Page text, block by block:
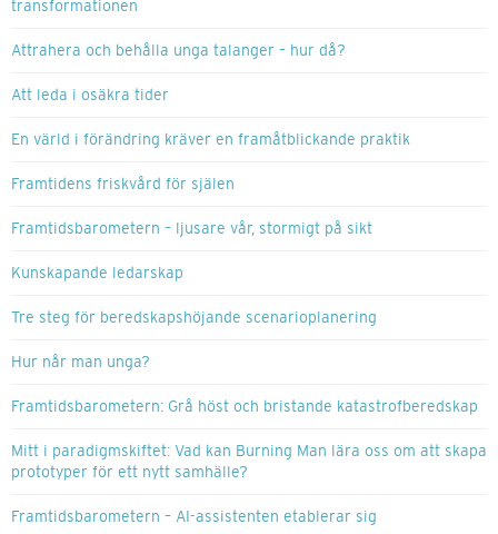
transformationen
Attrahera och behålla unga talanger – hur då?
Att leda i osäkra tider
En värld i förändring kräver en framåtblickande praktik
Framtidens friskvård för själen
Framtidsbarometern – ljusare vår, stormigt på sikt
Kunskapande ledarskap
Tre steg för beredskapshöjande scenarioplanering
Hur når man unga?
Framtidsbarometern: Grå höst och bristande katastrofberedskap
Mitt i paradigmskiftet: Vad kan Burning Man lära oss om att skapa
prototyper för ett nytt samhälle?
Framtidsbarometern – AI-assistenten etablerar sig